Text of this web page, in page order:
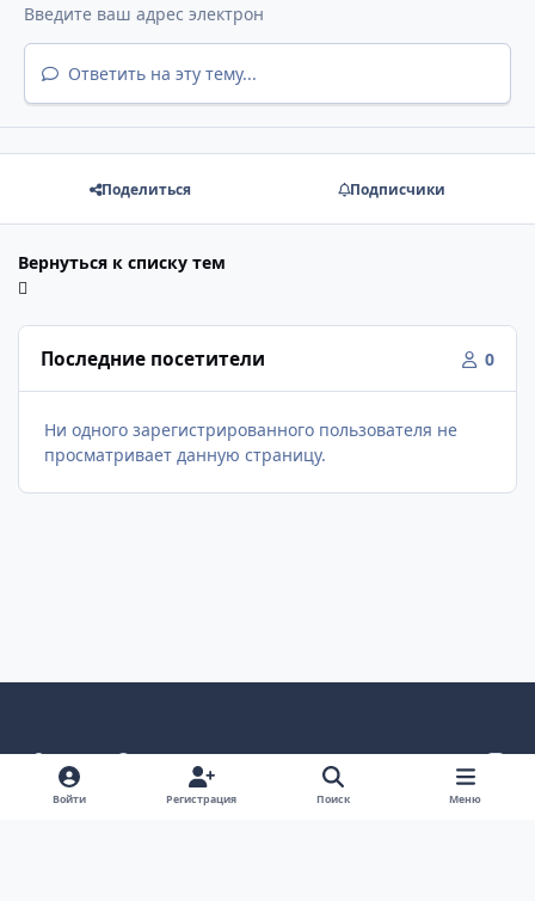
Ответить на эту тему...
Поделиться Подписчики
Вернуться к списку тем
Последние посетители 0
Ни одного зарегистрированного пользователя не
просматривает данную страницу.
Светлый режим
Темный режим
Как в системе
v
k
Политика конфиденциальности
Войти Регистрация Поиск Меню